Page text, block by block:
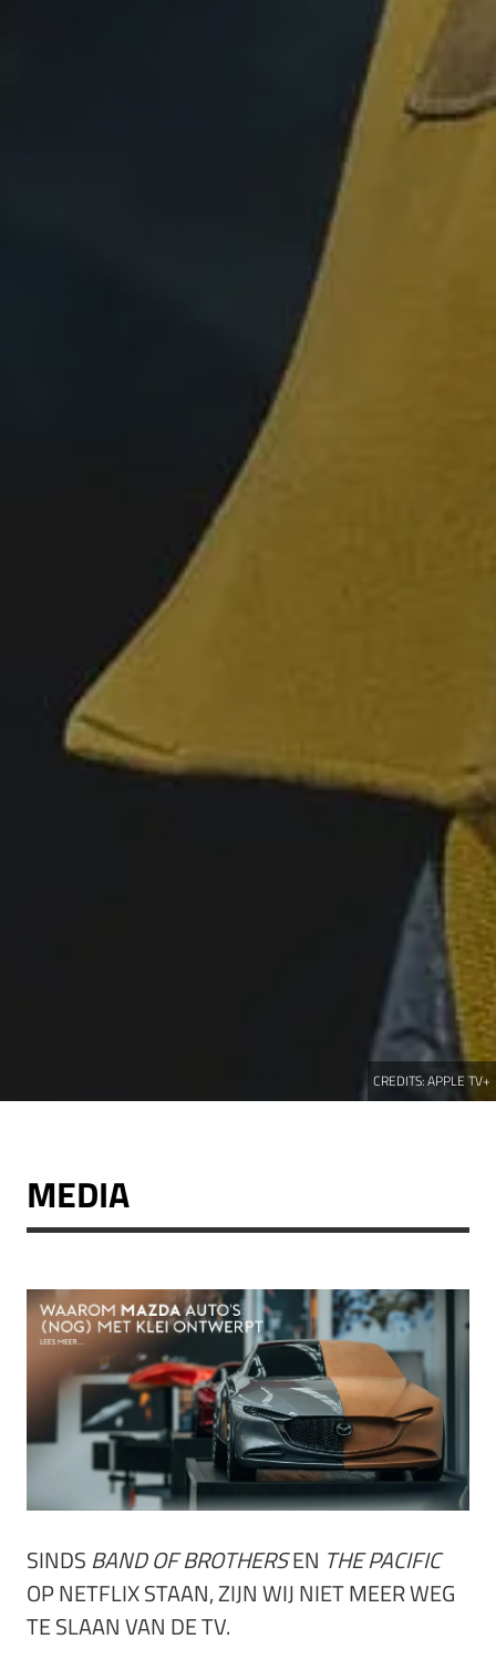
CREDITS:APPLE TV+
MEDIA
SINDSBAND OF BROTHERSEN THE PACIFIC
OP NETFLIX STAAN, ZIJN WIJ NIET MEER WEG
TE SLAAN VAN DE TV.